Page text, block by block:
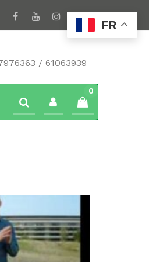
/ 61063939
0
FR